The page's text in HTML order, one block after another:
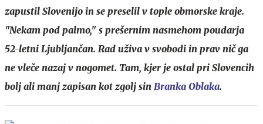
zapustil Slovenijo in se preselil v tople obmorske kraje.
"Nekam pod palmo," s prešernim nasmehom poudarja
52-letni Ljubljančan. Rad uživa v svobodi in prav nič ga
ne vleče nazaj v nogomet. Tam, kjer je ostal pri Slovencih
bolj ali manj zapisan kot zgolj sin Branka Oblaka.